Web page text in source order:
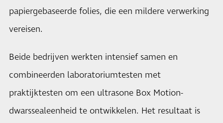
papiergebaseerde folies, die een mildere verwerking
vereisen.
Beide bedrijven werkten intensief samen en
combineerden laboratoriumtesten met
praktijktesten om een ultrasone Box Motion-
dwarssealeenheid te ontwikkelen. Het resultaat is